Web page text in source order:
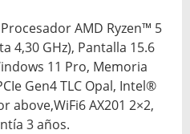
AMD Ryzen™ 5
4,30 GHz), Pantalla 15.6
11 Pro, Memoria
Gen4 TLC Opal, Intel®
above,WiFi6 AX201 2×2,
3 años.